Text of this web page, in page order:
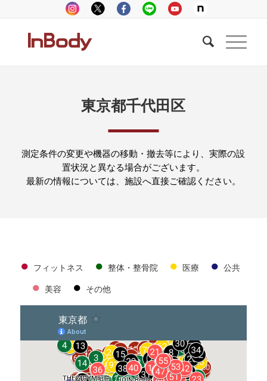
東京都千代田区
測定条件の変更や機器の移動・撤去等により、実際の設
置状況と異なる場合がございます。
最新の情報については、施設へ直接ご確認ください。
● フィットネス ● 整体・整骨院 ● 医療 ● 公共
● 美容 ● その他